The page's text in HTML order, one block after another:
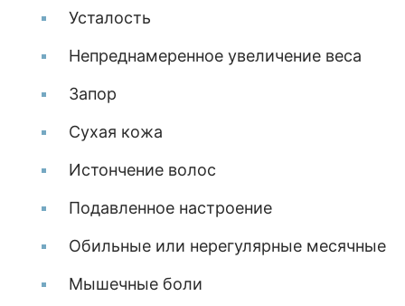
Усталость
Непреднамеренное увеличение веса
Запор
Сухая кожа
Истончение волос
Подавленное настроение
Обильные или нерегулярные месячные
Мышечные боли